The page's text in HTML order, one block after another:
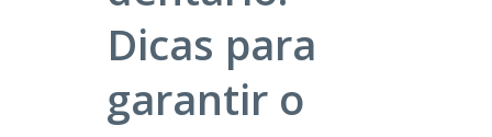
Dicas para
garantir o